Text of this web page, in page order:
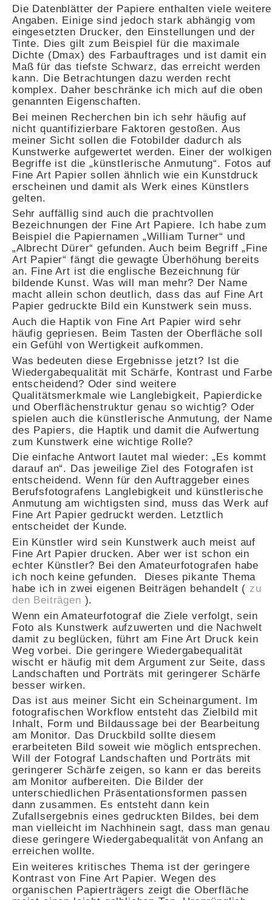
Die Datenblätter der Papiere enthalten viele weitere
Angaben. Einige sind jedoch stark abhängig vom
eingesetzten Drucker, den Einstellungen und der
Tinte. Dies gilt zum Beispiel für die maximale
Dichte (Dmax) des Farbauftrages und ist damit ein
Maß für das tiefste Schwarz, das erreicht werden
kann. Die Betrachtungen dazu werden recht
komplex. Daher beschränke ich mich auf die oben
genannten Eigenschaften.
Bei meinen Recherchen bin ich sehr häufig auf
nicht quantifizierbare Faktoren gestoßen. Aus
meiner Sicht sollen die Fotobilder dadurch als
Kunstwerke aufgewertet werden. Einer der wolkigen
Begriffe ist die „künstlerische Anmutung“. Fotos auf
Fine Art Papier sollen ähnlich wie ein Kunstdruck
erscheinen und damit als Werk eines Künstlers
gelten.
Sehr auffällig sind auch die prachtvollen
Bezeichnungen der Fine Art Papiere. Ich habe zum
Beispiel die Papiernamen „William Turner“ und
„Albrecht Dürer“ gefunden. Auch beim Begriff „Fine
Art Papier“ fängt die gewagte Überhöhung bereits
an. Fine Art ist die englische Bezeichnung für
bildende Kunst. Was will man mehr? Der Name
macht allein schon deutlich, dass das auf Fine Art
Papier gedruckte Bild ein Kunstwerk sein muss.
Auch die Haptik von Fine Art Papier wird sehr
häufig gepriesen. Beim Tasten der Oberfläche soll
ein Gefühl von Wertigkeit aufkommen.
Was bedeuten diese Ergebnisse jetzt? Ist die
Wiedergabequalität mit Schärfe, Kontrast und Farbe
entscheidend? Oder sind weitere
Qualitätsmerkmale wie Langlebigkeit, Papierdicke
und Oberflächenstruktur genau so wichtig? Oder
spielen auch die künstlerische Anmutung, der Name
des Papiers, die Haptik und damit die Aufwertung
zum Kunstwerk eine wichtige Rolle?
Die einfache Antwort lautet mal wieder: „Es kommt
darauf an“. Das jeweilige Ziel des Fotografen ist
entscheidend. Wenn für den Auftraggeber eines
Berufsfotografens Langlebigkeit und künstlerische
Anmutung am wichtigsten sind, muss das Werk auf
Fine Art Papier gedruckt werden. Letztlich
entscheidet der Kunde.
Ein Künstler wird sein Kunstwerk auch meist auf
Fine Art Papier drucken. Aber wer ist schon ein
echter Künstler? Bei den Amateurfotografen habe
ich noch keine gefunden. Dieses pikante Thema
habe ich in zwei eigenen Beiträgen behandelt ( zu
den Beiträgen ).
Wenn ein Amateurfotograf die Ziele verfolgt, sein
Foto als Kunstwerk aufzuwerten und die Nachwelt
damit zu beglücken, führt am Fine Art Druck kein
Weg vorbei. Die geringere Wiedergabequalität
wischt er häufig mit dem Argument zur Seite, dass
Landschaften und Porträts mit geringerer Schärfe
besser wirken.
Das ist aus meiner Sicht ein Scheinargument. Im
fotografischen Workflow entsteht das Zielbild mit
Inhalt, Form und Bildaussage bei der Bearbeitung
am Monitor. Das Druckbild sollte diesem
erarbeiteten Bild soweit wie möglich entsprechen.
Will der Fotograf Landschaften und Porträts mit
geringerer Schärfe zeigen, so kann er das bereits
am Monitor aufbereiten. Die Bilder der
unterschiedlichen Präsentationsformen passen
dann zusammen. Es entsteht dann kein
Zufallsergebnis eines gedruckten Bildes, bei dem
man vielleicht im Nachhinein sagt, dass man genau
diese geringere Wiedergabequalität von Anfang an
erreichen wollte.
Ein weiteres kritisches Thema ist der geringere
Kontrast von Fine Art Papier. Wegen des
organischen Papierträgers zeigt die Oberfläche